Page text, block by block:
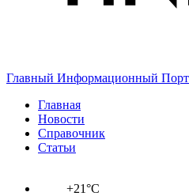
Главный Информационный
Главная
Новости
Справочник
Статьи
+21°C